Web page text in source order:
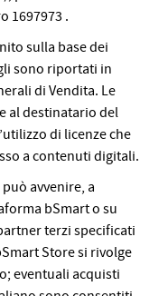
1697973 .
sulla base dei
sono riportati in
di Vendita. Le
al destinatario del
di licenze che
a contenuti digitali.
avvenire, a
bSmart o su
terzi specificati
Store si rivolge
eventuali acquisti